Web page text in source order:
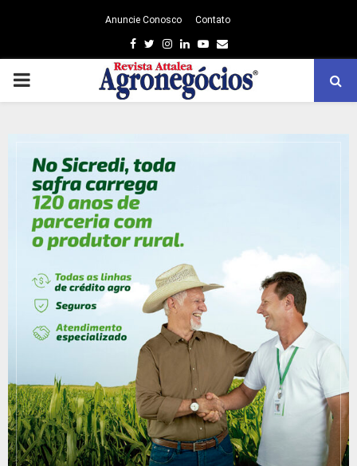
Anuncie Conosco Contato
Facebook
TwitterInstagram
LinkedinYoutube
Email
PRIMARY